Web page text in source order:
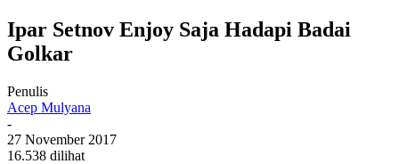
Ipar Setnov Enjoy Saja Hadapi Badai
Golkar
Penulis
Acep Mulyana
-
27 November 2017
16.538 dilihat